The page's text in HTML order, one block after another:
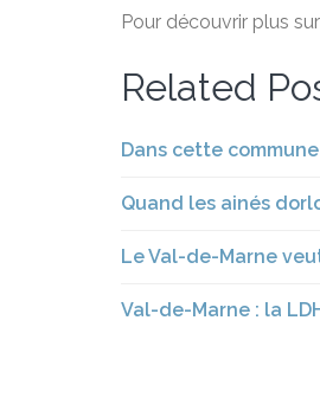
Pour découvrir plus
Related
Dans cette
Quand les ainés
Le Val-de-Marne
Val-de-Marne : la